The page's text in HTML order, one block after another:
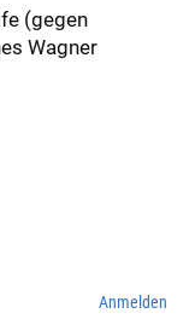
(gegen
Wagner
Anmelden